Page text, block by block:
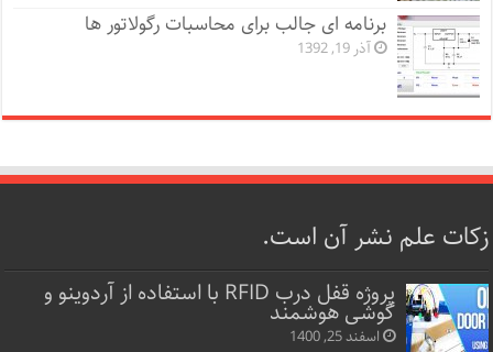
برنامه ای جالب برای محاسبات رگولاتور ها
آذر 19, 1392
زکات علم نشر آن است.
پروژه قفل‌ درب RFID با استفاده از آردوینو و
گوشی هوشمند
اسفند 25, 1400